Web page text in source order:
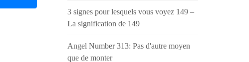
3 signes pour lesquels vous voyez 149 –
La signification de 149
Angel Number 313: Pas d'autre moyen
que de monter